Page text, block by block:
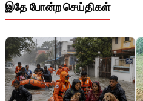
இதே போன்ற செய்திகள்